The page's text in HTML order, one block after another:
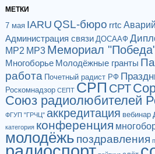
МЕТКИ
7 мая IARU QSL-бюро rrtc
Администрация связи ДОСААФ
МР2 МР3 Мемориал
Многоборье Молодёжные гранты
работа Почетный радист РФ
Роскомнадзор СЕПТ СРП СРТ
Союз радиолюбителей
ФГУП "ГРЧЦ" аккредитация вебинар
категория конференция
молодёжь поздравления